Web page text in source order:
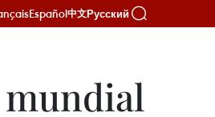
Español中文Русский